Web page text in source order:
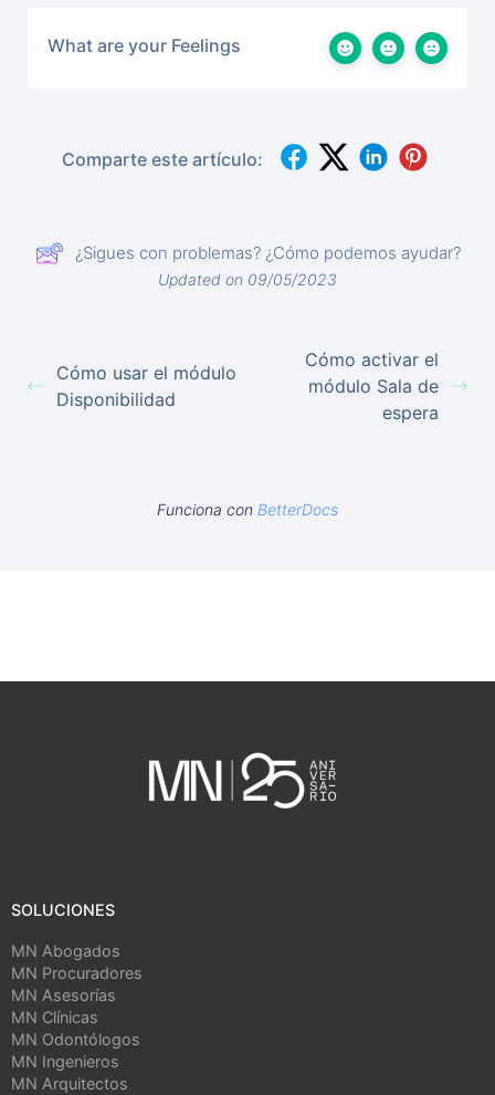
What are your Feelings
Comparte este artículo:
¿Sigues con problemas? ¿Cómo podemos ayudar?
Updated on 09/05/2023
Cómo usar el módulo
Disponibilidad
Cómo activar el
módulo Sala de
espera
Funciona con BetterDocs
SOLUCIONES
MN Abogados
MN Procuradores
MN Asesorías
MN Clínicas
MN Odontólogos
MN Ingenieros
MN Arquitectos